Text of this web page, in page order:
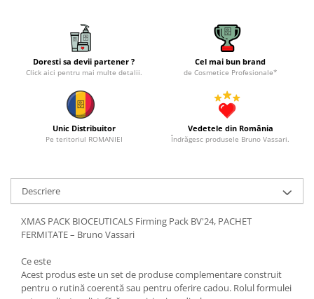
Doresti sa devii partener ?
Click aici pentru mai multe detalii.
Cel mai bun brand
de Cosmetice Profesionale*
Unic Distribuitor
Pe teritoriul ROMANIEI
Vedetele din România
Îndrăgesc produsele Bruno Vassari.
Descriere
XMAS PACK BIOCEUTICALS Firming Pack BV'24, PACHET
FERMITATE – Bruno Vassari
Ce este
Acest produs este un set de produse complementare construit
pentru o rutină coerentă sau pentru oferire cadou. Rolul formulei